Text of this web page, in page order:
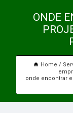
ONDE
Home
onde encontrar